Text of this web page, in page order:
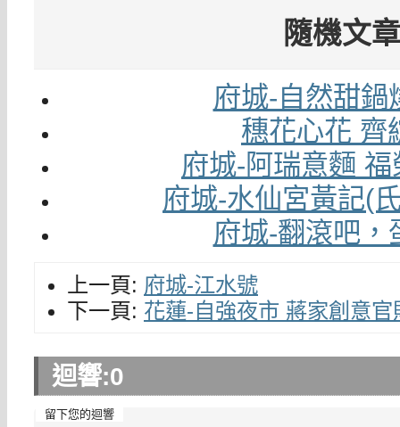
隨機文章
府城-自然甜鍋
穗花心花 齊
府城-阿瑞意麵
府城-水仙宮黃記(
府城-翻滾吧，
上一頁: 府城-江水號
下一頁: 花蓮-自強夜市 蔣家創意官
迴響:0
留下您的迴響